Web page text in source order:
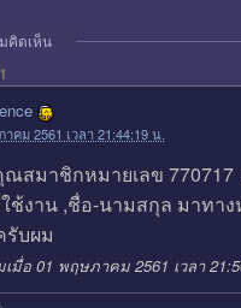
คิดเห็น
คม 2561 เวลา 21:44:19 น.
สมาชิกหมายเลข
ช้งาน ,ชื่อ-นามสกุล มาทา
รับผม
มื่อ 01 พฤษภาคม 2561 เวลา